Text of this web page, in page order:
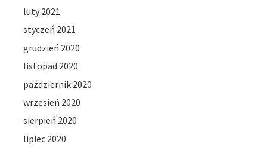
luty 2021
styczeń 2021
grudzień 2020
listopad 2020
październik 2020
wrzesień 2020
sierpień 2020
lipiec 2020